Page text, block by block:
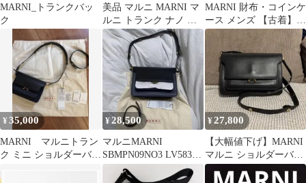
MARNI_トランクバッ
ク
美品 マルニ MARNI マ
ルニ トランク ナノ シ
ョルダーバッグ 斜めが
け クロスボディ レディ
ース
MARNI 財布・コインケ
ース メンズ 【古着】
【中古】【送料無料】
¥35,000
MARNI マルニトラン
ク ミニ ショルダーバッ
¥28,500
マルニMARNI
SBMPN09NO3 LV583
Z088N トランクバック
¥27,800
【大幅値下げ】MARNI
マルニ ショルダーバッ
グ トランク